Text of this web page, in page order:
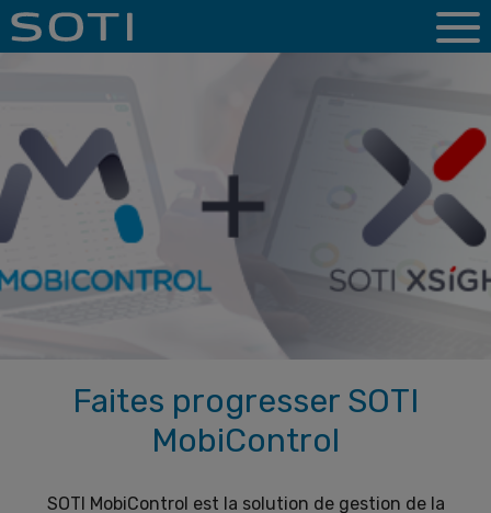
Faites progresser SOTI
MobiControl
SOTI MobiControl est la solution de gestion de la